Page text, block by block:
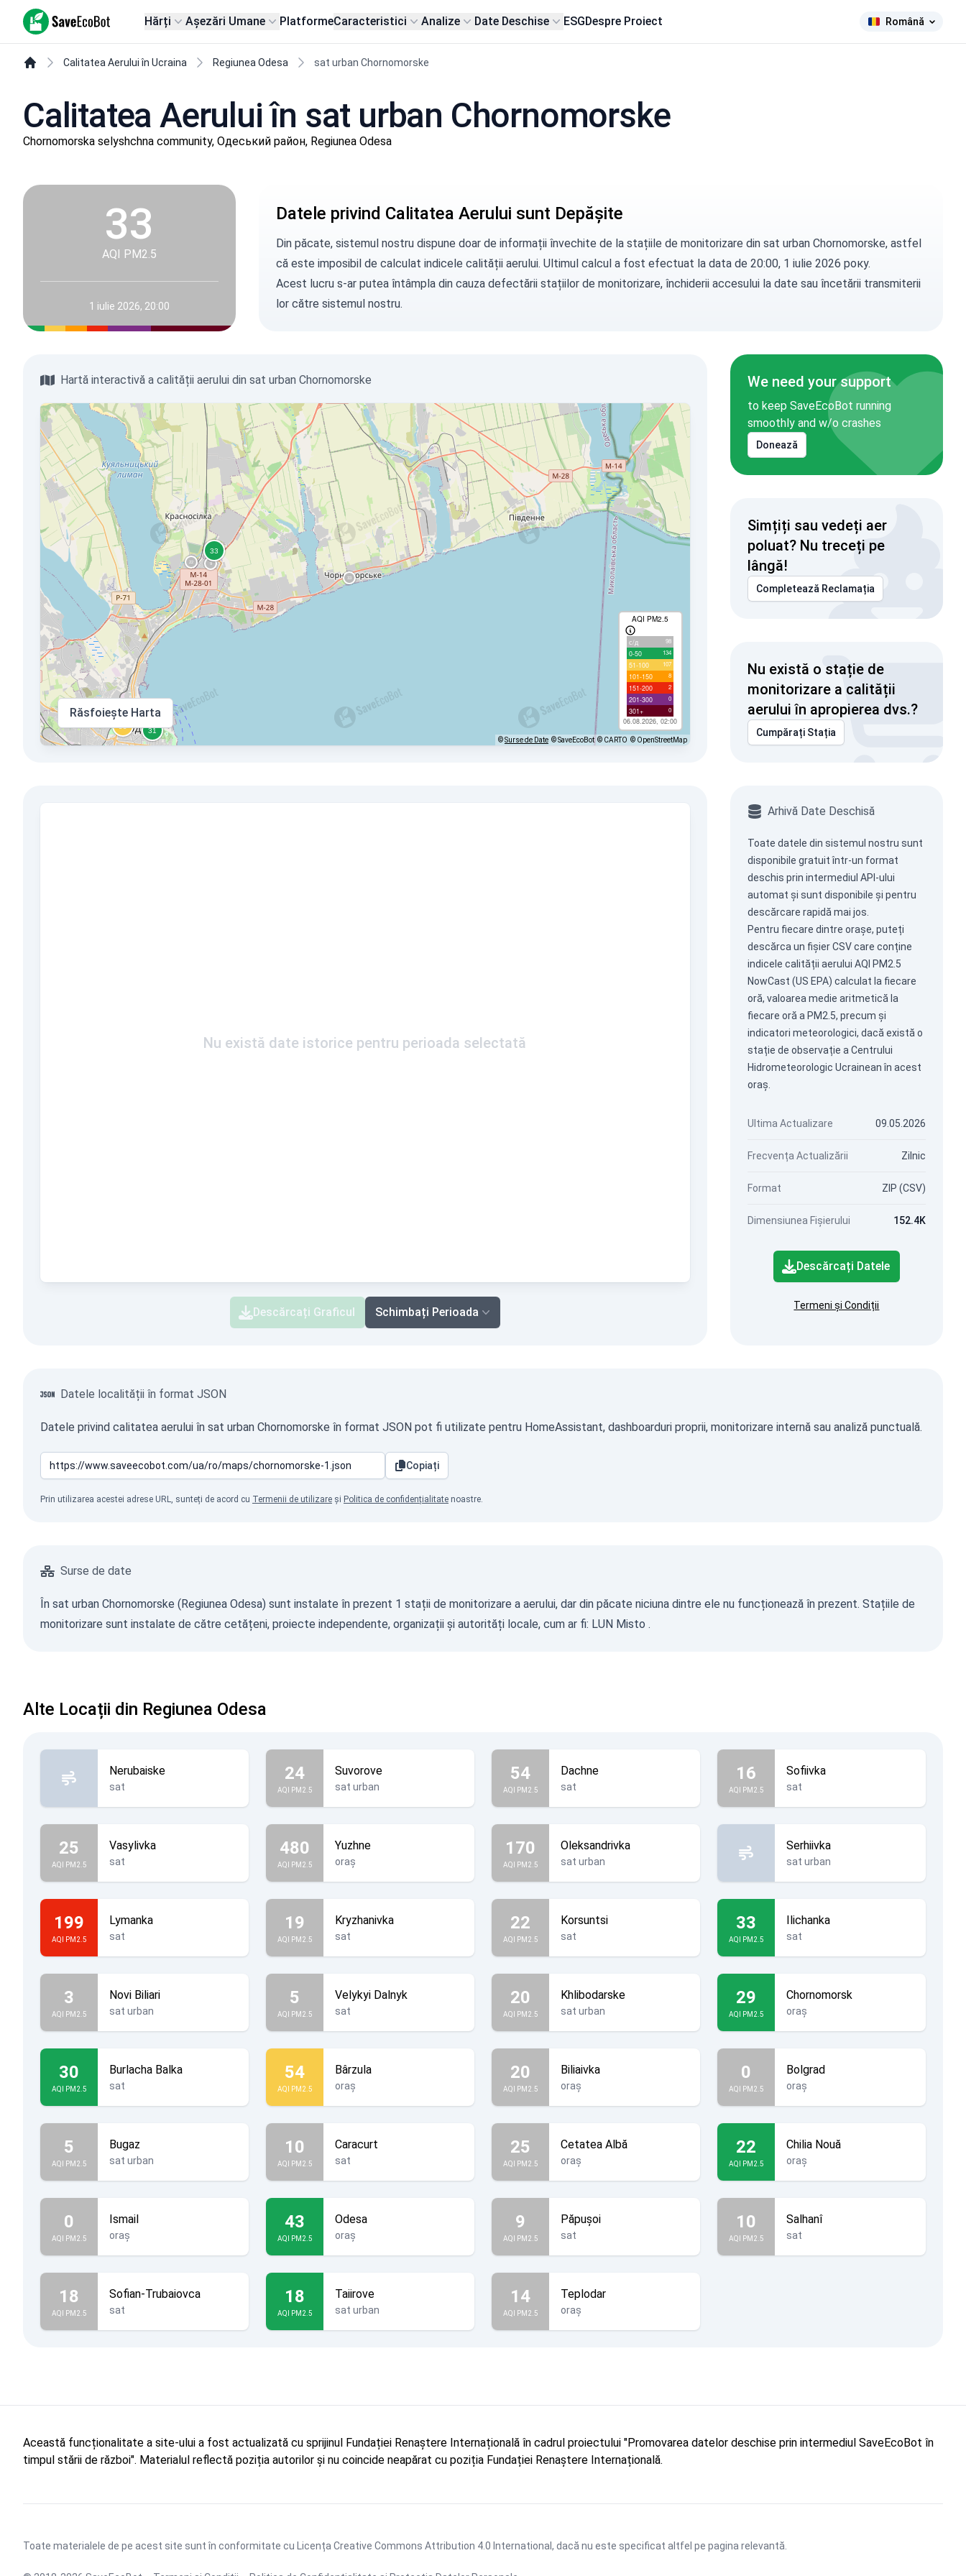
SaveEcoBot Hărți Așezări Umane PlatformeCaracteristici Analize Date Deschise ESGDespre Proiect Română
Calitatea Aerului în Ucraina Regiunea Odesa sat urban Chornomorske
Calitatea Aerului în sat urban Chornomorske
Chornomorska selyshchna community, Одеський район, Regiunea Odesa
33
AQI PM2.5
1 iulie 2026, 20:00
Datele privind Calitatea Aerului sunt Depășite
Din păcate, sistemul nostru dispune doar de informații învechite de la stațiile de monitorizare din sat urban Chornomorske, astfel
că este imposibil de calculat indicele calității aerului. Ultimul calcul a fost efectuat la data de 20:00, 1 iulie 2026 року.
Acest lucru s-ar putea întâmpla din cauza defectării stațiilor de monitorizare, închiderii accesului la date sau încetării transmiterii
lor către sistemul nostru.
Hartă interactivă a calității aerului din sat urban Chornomorske
AQI PM2.5
с/д 98
0-50 134
51-100 107
101-150 8
151-200 2
201-300 0
301+ 0
06.08.2026, 02:00
Răsfoiește Harta
©Surse de Date © SaveEcoBot © CARTO © OpenStreetMap
We need your support
to keep SaveEcoBot running
smoothly and w/o crashes
Donează
Simțiți sau vedeți aer
poluat? Nu treceți pe
lângă!
Completează Reclamația
Nu există o stație de
monitorizare a calității
aerului în apropierea dvs.?
Cumpărați Stația
Nu există date istorice pentru perioada selectată
Descărcați Graficul Schimbați Perioada
Arhivă Date Deschisă
Toate datele din sistemul nostru sunt
disponibile gratuit într-un format
deschis prin intermediul API-ului
automat și sunt disponibile și pentru
descărcare rapidă mai jos.
Pentru fiecare dintre orașe, puteți
descărca un fișier CSV care conține
indicele calității aerului AQI PM2.5
NowCast (US EPA) calculat la fiecare
oră, valoarea medie aritmetică la
fiecare oră a PM2.5, precum și
indicatori meteorologici, dacă există o
stație de observație a Centrului
Hidrometeorologic Ucrainean în acest
oraș.
Ultima Actualizare 09.05.2026
Frecvența Actualizării Zilnic
Format ZIP (CSV)
Dimensiunea Fișierului 152.4K
Descărcați Datele
Termeni și Condiții
Datele localității în format JSON
Datele privind calitatea aerului în sat urban Chornomorske în format JSON pot fi utilizate pentru HomeAssistant, dashboarduri proprii, monitorizare internă sau analiză punctuală.
Copiați
Prin utilizarea acestei adrese URL, sunteți de acord cu Termenii de utilizare și Politica de confidențialitate noastre.
Surse de date
În sat urban Chornomorske (Regiunea Odesa) sunt instalate în prezent 1 stații de monitorizare a aerului, dar din păcate niciuna dintre ele nu funcționează în prezent. Stațiile de
monitorizare sunt instalate de către cetățeni, proiecte independente, organizații și autorități locale, cum ar fi: LUN Misto .
Alte Locații din Regiunea Odesa
Nerubaiske
sat
24
AQI PM2.5
Suvorove
sat urban
54
AQI PM2.5
Dachne
sat
16
AQI PM2.5
Sofiivka
sat
25
AQI PM2.5
Vasylivka
sat
480
AQI PM2.5
Yuzhne
oraș
170
AQI PM2.5
Oleksandrivka
sat urban
Serhiivka
sat urban
199
AQI PM2.5
Lymanka
sat
19
AQI PM2.5
Kryzhanivka
sat
22
AQI PM2.5
Korsuntsi
sat
33
AQI PM2.5
Ilichanka
sat
3
AQI PM2.5
Novi Biliari
sat urban
5
AQI PM2.5
Velykyi Dalnyk
sat
20
AQI PM2.5
Khlibodarske
sat urban
29
AQI PM2.5
Chornomorsk
oraș
30
AQI PM2.5
Burlacha Balka
sat
54
AQI PM2.5
Bârzula
oraș
20
AQI PM2.5
Biliaivka
oraș
0
AQI PM2.5
Bolgrad
oraș
5
AQI PM2.5
Bugaz
sat urban
10
AQI PM2.5
Caracurt
sat
25
AQI PM2.5
Cetatea Albă
oraș
22
AQI PM2.5
Chilia Nouă
oraș
0
AQI PM2.5
Ismail
oraș
43
AQI PM2.5
Odesa
oraș
9
AQI PM2.5
Păpușoi
sat
10
AQI PM2.5
Salhanî
sat
18
AQI PM2.5
Sofian-Trubaiovca
sat
18
AQI PM2.5
Taiirove
sat urban
14
AQI PM2.5
Teplodar
oraș
Această funcționalitate a site-ului a fost actualizată cu sprijinul Fundației Renaștere Internațională în cadrul proiectului "Promovarea datelor deschise prin intermediul SaveEcoBot în
timpul stării de război". Materialul reflectă poziția autorilor și nu coincide neapărat cu poziția Fundației Renaștere Internațională.
Toate materialele de pe acest site sunt în conformitate cu Licența Creative Commons Attribution 4.0 International , dacă nu este specificat altfel pe pagina relevantă.